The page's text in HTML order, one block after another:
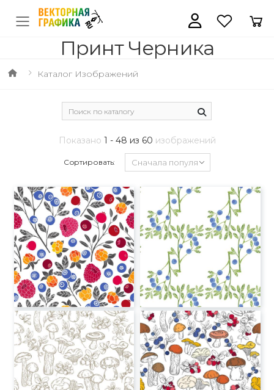
Принт Черника
Каталог Изображений
Показано 1 - 48 из 60 изображений
Сортировать: